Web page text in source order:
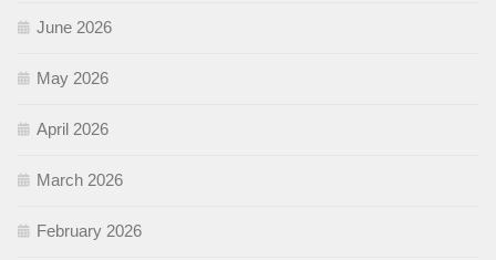
June 2026
May 2026
April 2026
March 2026
February 2026